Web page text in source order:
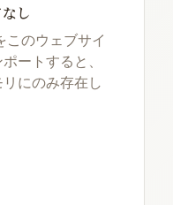
し
のウェブサイ
ートすると、
にのみ存在し